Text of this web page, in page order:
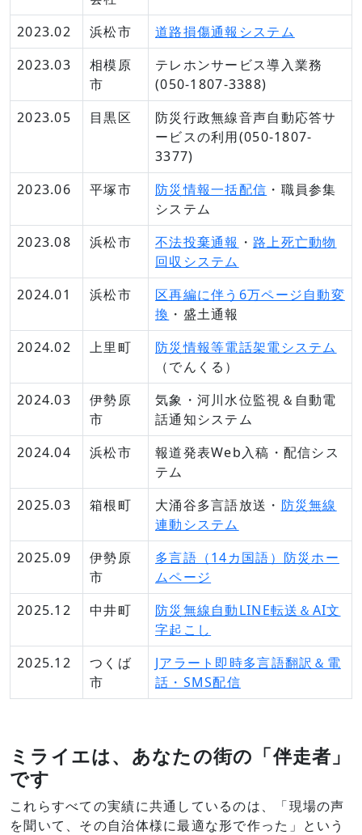
2023.02
浜松市
道路損傷通報システム
2023.03
相模原
市
テレホンサービス導入業務
(050-1807-3388)
2023.05
目黒区
防災行政無線音声自動応答サ
ービスの利用(050-1807-
3377)
2023.06
平塚市 防災情報一括配信 ・職員参集
システム
2023.08
浜松市 不法投棄通報 ・ 路上死亡動物
回収システム
2024.01
浜松市
区再編に伴う6万ページ自動変
換 ・盛土通報
2024.02
上里町
防災情報等電話架電システム
（でんくる）
2024.03
伊勢原
市
気象・河川水位監視＆自動電
話通知システム
2024.04
浜松市
報道発表Web入稿・配信シス
テム
2025.03
箱根町 大涌谷多言語放送・ 防災無線
連動システム
2025.09
伊勢原
市
多言語（14カ国語）防災ホー
ムページ
2025.12
中井町
防災無線自動LINE転送＆AI文
字起こし
2025.12
つくば
市
Jアラート即時多言語翻訳＆電
話・SMS配信
ミライエは、あなたの街の「伴走者」
です
これらすべての実績に共通しているのは、「現場の声
を聞いて、その自治体様に最適な形で作った」という